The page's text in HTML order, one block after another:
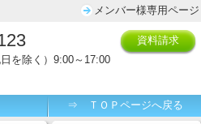
メンバー様専用ページ
を除く）9:00～17:00
資料請求
⇒ ＴＯＰページへ戻る